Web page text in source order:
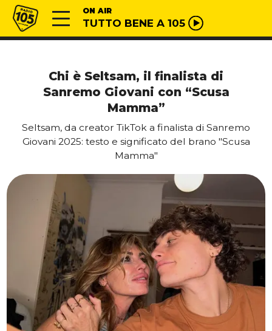
Vai al contenuto
Radio 105 ON AIR
TUTTO BENE A 105
Chi è Seltsam, il finalista di
Sanremo Giovani con “Scusa
Mamma”
Seltsam, da creator TikTok a finalista di Sanremo
Giovani 2025: testo e significato del brano "Scusa
Mamma"